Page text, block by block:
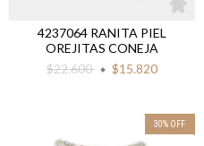
4237064 RANITA PIEL
OREJITAS CONEJA
$22.600
$15.820
30% OFF